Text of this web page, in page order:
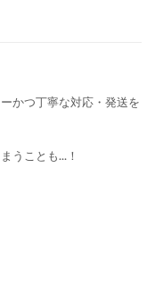
かつ丁寧な対応・発送を
うことも…！